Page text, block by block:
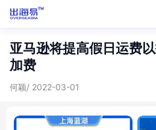
亚马逊将提高假日运费
加费
何颖/ 2022-03-01